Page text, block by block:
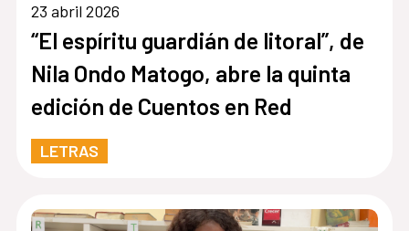
23 abril 2026
“El espíritu guardián de litoral”, de
Nila Ondo Matogo, abre la quinta
edición de Cuentos en Red
LETRAS